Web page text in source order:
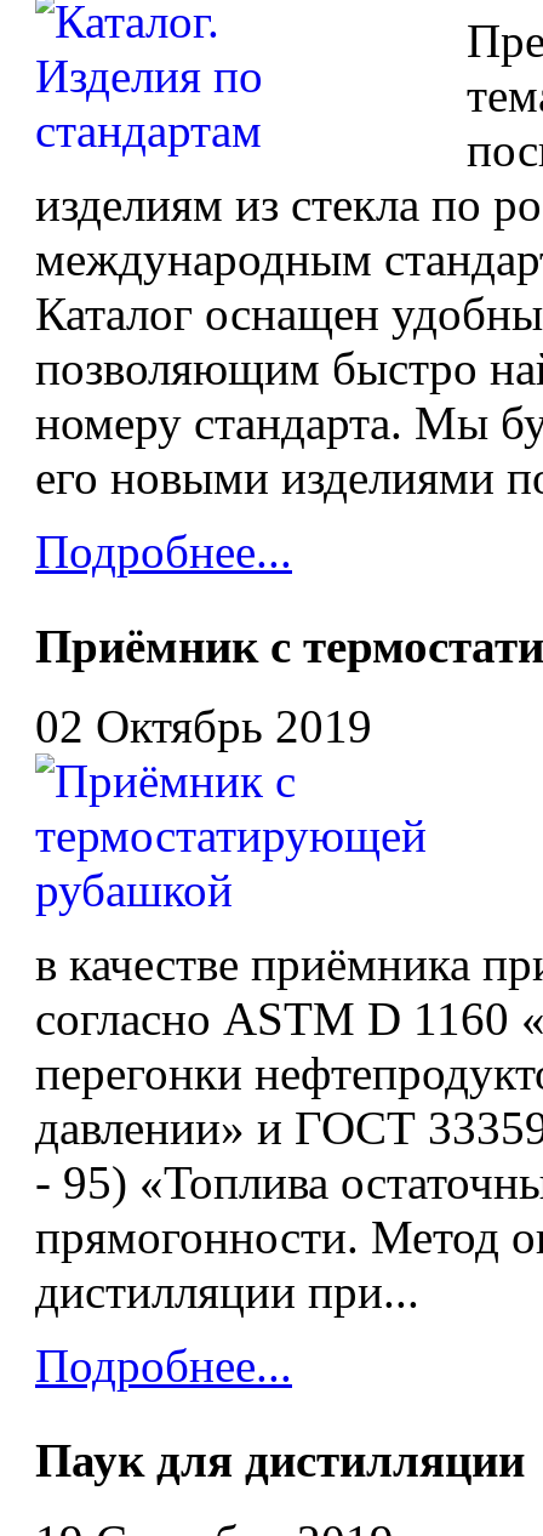
изделиям из стекла по
международным
Каталог оснащен
позволяющим быстро
номеру стандарта. Мы
его новыми изделиями
Подробнее...
Приёмник с
02 Октябрь 2019
в качестве приёмника
согласно ASTM D 1160
перегонки
давлении» и ГОСТ
- 95) «Топлива
прямогонности. Метод
дистилляции при...
Подробнее...
Паук для дистилляции